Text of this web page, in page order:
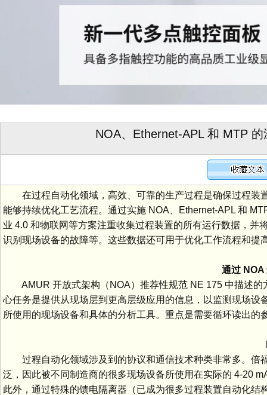
NOA、Ethernet-APL 和 MTP
在过程自动化领域，高效、可靠的生产过程是确保过程装
能够持续优化工艺流程。通过实施 NOA、Ethernet-APL 和
业 4.0 和物联网等方案注重收集过程装置的所有运行数据，
识别现场设备的故障等。这些数据还可用于优化工作流程和提
通过 NOA
AMUR 开放式架构（NOA）推荐性规范 NE 175 中描述的
心任务是提供从现场层到更高层级应用的信息，以监测现场
所使用的现场设备和具体的分析工具。重点是需要循环读出
过程自动化领域涉及到的协议和通信技术种类非常多。倍
泛，因此被不同制造商的很多现场设备所使用在实际的 4-20
此外，通过特殊的馈电隔离器（已成为很多过程装置自动化